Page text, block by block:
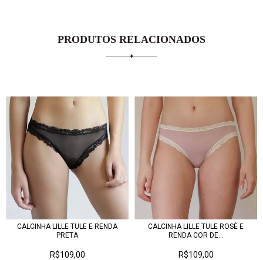
PRODUTOS RELACIONADOS
CALCINHA LILLE TULE E RENDA
PRETA
R$109,00
CALCINHA LILLE TULE ROSÉ E
RENDA COR DE...
R$109,00